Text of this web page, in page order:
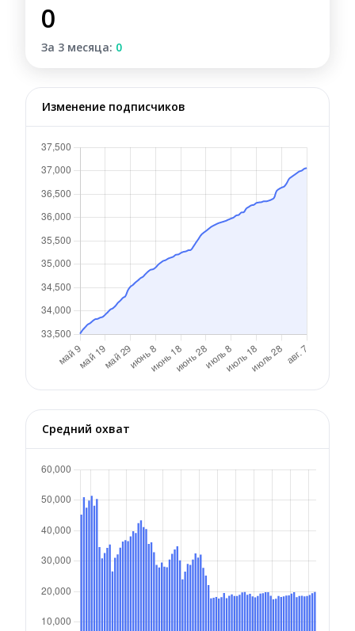
0
За 3 месяца: 0
Изменение подписчиков
Средний охват